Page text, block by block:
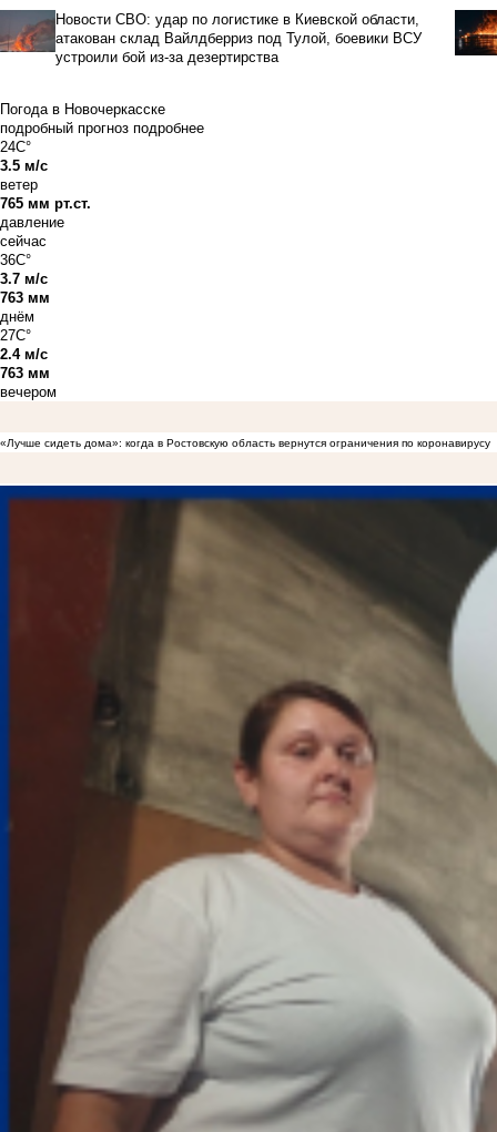
Новости СВО: удар по логистике в Киевской области,
атакован склад Вайлдберриз под Тулой, боевики ВСУ
устроили бой из-за дезертирства
Погода в Новочеркасске
подробный прогноз подробнее
24C°
3.5 м/с
ветер
765 мм рт.ст.
давление
сейчас
36C°
3.7 м/с
763 мм
днём
27C°
2.4 м/с
763 мм
вечером
«Лучше сидеть дома»: когда в Ростовскую область вернутся ограничения по коронавирусу